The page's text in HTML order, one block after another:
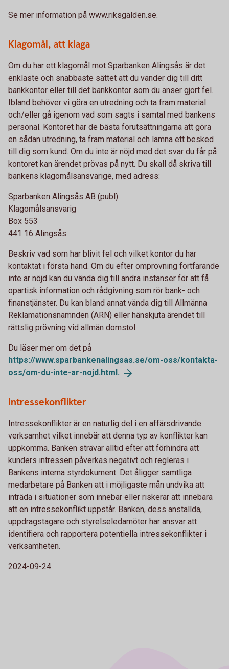
Se mer information på www.riksgalden.se.
Klagomål, att klaga
Om du har ett klagomål mot Sparbanken Alingsås är det
enklaste och snabbaste sättet att du vänder dig till ditt
bankkontor eller till det bankkontor som du anser gjort fel.
Ibland behöver vi göra en utredning och ta fram material
och/eller gå igenom vad som sagts i samtal med bankens
personal. Kontoret har de bästa förutsättningarna att göra
en sådan utredning, ta fram material och lämna ett besked
till dig som kund. Om du inte är nöjd med det svar du får på
kontoret kan ärendet prövas på nytt. Du skall då skriva till
bankens klagomålsansvarige, med adress:
Sparbanken Alingsås AB (publ)
Klagomålsansvarig
Box 553
441 16 Alingsås
Beskriv vad som har blivit fel och vilket kontor du har
kontaktat i första hand. Om du efter omprövning fortfarande
inte är nöjd kan du vända dig till andra instanser för att få
opartisk information och rådgivning som rör bank- och
finanstjänster. Du kan bland annat vända dig till Allmänna
Reklamationsnämnden (ARN) eller hänskjuta ärendet till
rättslig prövning vid allmän domstol.
Du läser mer om det på
https://www.sparbankenalingsas.se/om-oss/kontakta-
oss/om-du-inte-ar-nojd.html.
Intressekonflikter
Intressekonflikter är en naturlig del i en affärsdrivande
verksamhet vilket innebär att denna typ av konflikter kan
uppkomma. Banken strävar alltid efter att förhindra att
kunders intressen påverkas negativt och regleras i
Bankens interna styrdokument. Det åligger samtliga
medarbetare på Banken att i möjligaste mån undvika att
inträda i situationer som innebär eller riskerar att innebära
att en intressekonflikt uppstår. Banken, dess anställda,
uppdragstagare och styrelseledamöter har ansvar att
identifiera och rapportera potentiella intressekonflikter i
verksamheten.
2024-09-24